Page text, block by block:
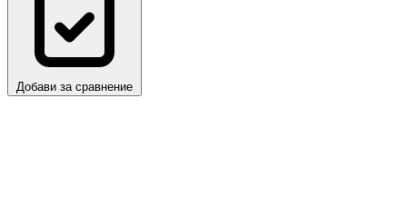
Добави за сравнение